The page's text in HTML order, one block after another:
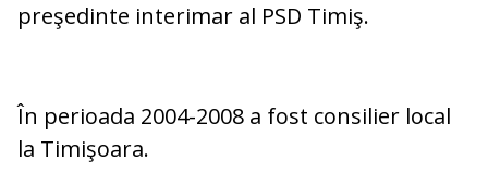
preşedinte interimar al PSD Timiş.
În perioada 2004-2008 a fost consilier local
la Timişoara.